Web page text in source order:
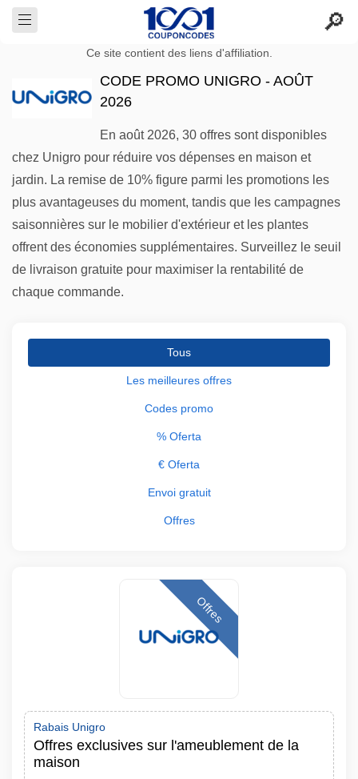
Ce site contient des liens d'affiliation.
CODE PROMO UNIGRO - AOÛT
2026
En août 2026, 30 offres sont disponibles
chez Unigro pour réduire vos dépenses en maison et
jardin. La remise de 10% figure parmi les promotions les
plus avantageuses du moment, tandis que les campagnes
saisonnières sur le mobilier d'extérieur et les plantes
offrent des économies supplémentaires. Surveillez le seuil
de livraison gratuite pour maximiser la rentabilité de
chaque commande.
Tous
Les meilleures offres
Codes promo
% Oferta
€ Oferta
Envoi gratuit
Offres
Offres
Rabais Unigro
Offres exclusives sur l'ameublement de la
maison